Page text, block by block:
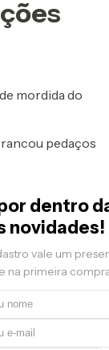
dentro
novidades!
vale um
na primeira
mordida do
pedaços
ou
em
da luz.
em